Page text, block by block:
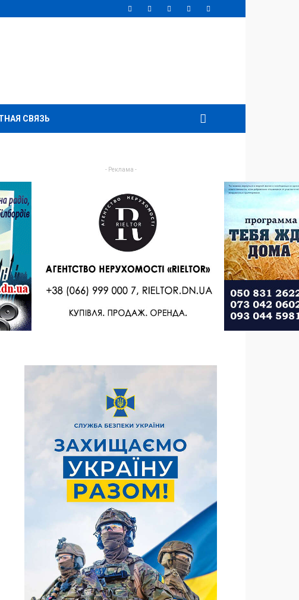
СВЯЗЬ
- Реклама -